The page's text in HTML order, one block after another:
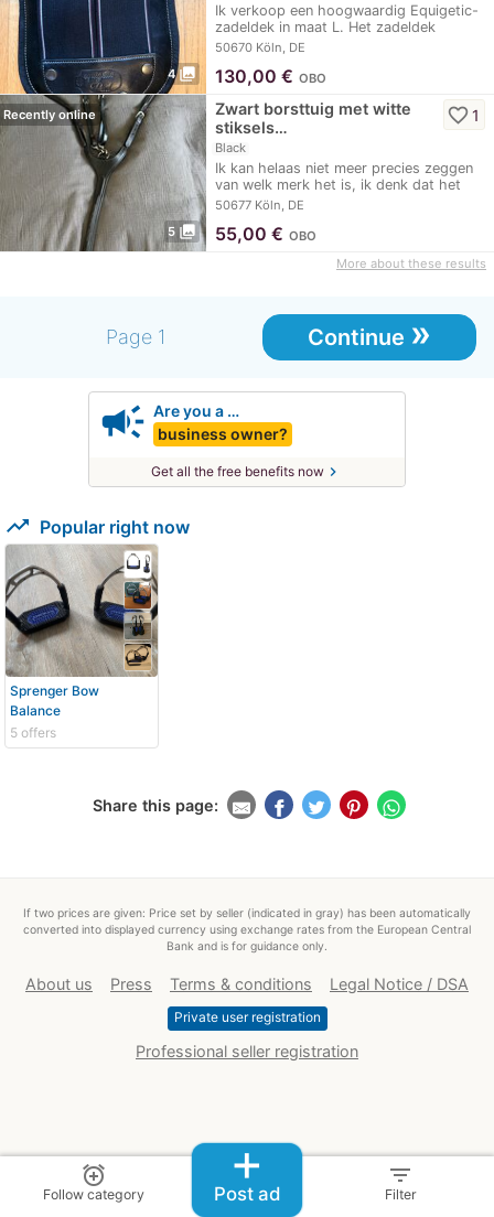
4 photo_library
Ik verkoop een hoogwaardig Equigetic-
zadeldek in maat L. Het zadeldek
verkeert in…
50670 Köln, DE
130,00 € OBO
5 photo_library
Recently online
Zwart borsttuig met witte
stiksels…
Black
Ik kan helaas niet meer precies zeggen
van welk merk het is, ik denk dat het
van…
50677 Köln, DE
favorite_border1
55,00 € OBO
More about these results
Page 1 Continue »
campaign Are you a …
business owner?
Get all the free benefits now chevron_right
trending_up Popular right now
Sprenger Bow
Balance
5 offers
Share this page:
alarm_add
Follow category
+
Post ad
filter_list
Filter
If two prices are given: Price set by seller (indicated in gray) has been automatically
converted into displayed currency using exchange rates from the European Central
Bank and is for guidance only.
About us Press Terms & conditions Legal Notice / DSA
Private user registration
Professional seller registration